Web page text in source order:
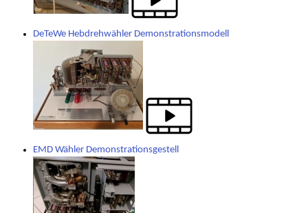
DeTeWe Hebdrehwähler Demonstrationsmodell
EMD Wähler Demonstrationsgestell